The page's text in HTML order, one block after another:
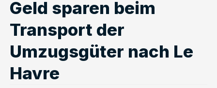
Geld sparen beim
Transport der
Umzugsgüter nach Le
Havre